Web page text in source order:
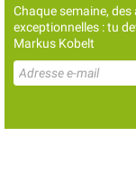
Chaque semaine,
exceptionnelles : tu
Markus Kobelt